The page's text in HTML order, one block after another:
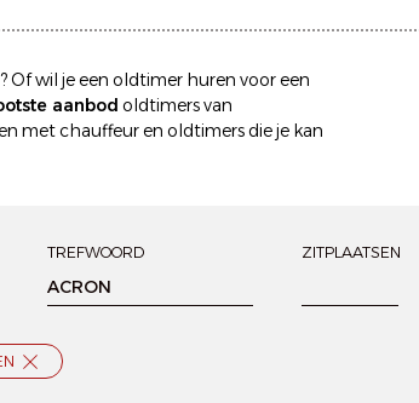
Of wil je een oldtimer huren voor een
aanbod oldtimers van
met chauffeur en oldtimers die je kan
TREFWOORD ZITPLAATSEN